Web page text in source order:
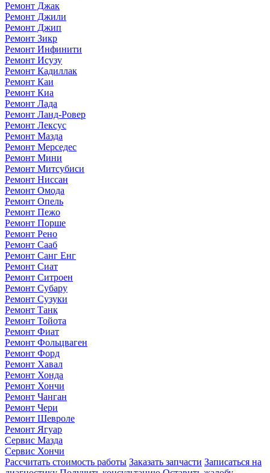
Ремонт Джак
Ремонт Джили
Ремонт Джип
Ремонт Зикр
Ремонт Инфинити
Ремонт Исузу
Ремонт Кадиллак
Ремонт Каи
Ремонт Киа
Ремонт Лада
Ремонт Ланд-Ровер
Ремонт Лексус
Ремонт Мазда
Ремонт Мерседес
Ремонт Мини
Ремонт Митсубиси
Ремонт Ниссан
Ремонт Омода
Ремонт Опель
Ремонт Пежо
Ремонт Порше
Ремонт Рено
Ремонт Сааб
Ремонт Санг Енг
Ремонт Сиат
Ремонт Ситроен
Ремонт Субару
Ремонт Сузуки
Ремонт Танк
Ремонт Тойота
Ремонт Фиат
Ремонт Фольцваген
Ремонт Форд
Ремонт Хавал
Ремонт Хонда
Ремонт Хончи
Ремонт Чанган
Ремонт Чери
Ремонт Шевроле
Ремонт Ягуар
Сервис Мазда
Сервис Хончи
Рассчитать стоимость работы Заказать запчасти Записаться на